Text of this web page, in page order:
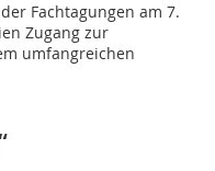
Fachtagungen am 7.
Zugang zur
umfangreichen